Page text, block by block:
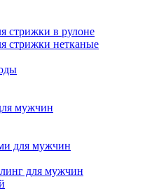
стрижки в рулоне
стрижки нетканые
мужчин
для мужчин
для мужчин